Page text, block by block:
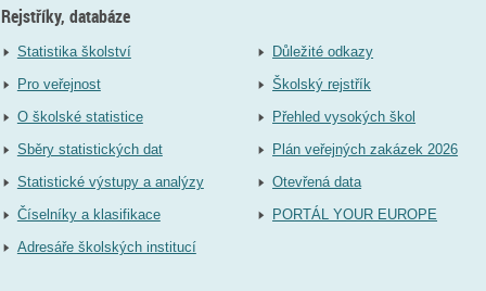
Rejstříky, databáze
Statistika školství
Pro veřejnost
O školské statistice
Sběry statistických dat
Statistické výstupy a analýzy
Číselníky a klasifikace
Adresáře školských institucí
Důležité odkazy
Školský rejstřík
Přehled vysokých škol
Plán veřejných zakázek 2026
Otevřená data
PORTÁL YOUR EUROPE